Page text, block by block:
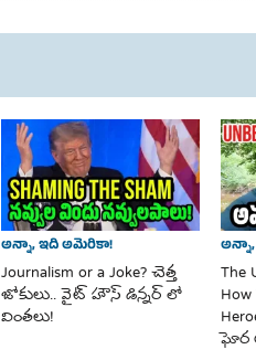
అన్నా, ఇది అమెరికా!
Journalism or a Joke? చెత్త
జోకులు.. వైట్ హౌస్ డిన్నర్ లో
వింతలు!
The
ఘోర